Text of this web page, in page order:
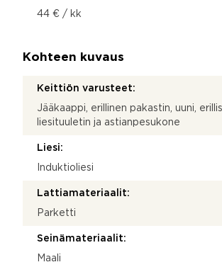
44 € / kk
Kohteen kuvaus
Keittiön varusteet:
Jääkaappi, erillinen pakastin, uuni,
liesituuletin ja astianpesukone
Liesi:
Induktioliesi
Lattiamateriaalit:
Parketti
Seinämateriaalit:
Maali